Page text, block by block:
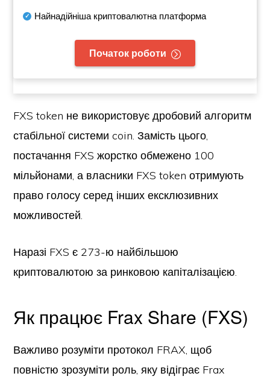
Найнадійніша криптовалютна платформа
Початок роботи
FXS token не використовує дробовий алгоритм
стабільної системи coin. Замість цього,
постачання FXS жорстко обмежено 100
мільйонами, а власники FXS token отримують
право голосу серед інших ексклюзивних
можливостей.
Наразі FXS є 273-ю найбільшою
криптовалютою за ринковою капіталізацією.
Як працює Frax Share (FXS)
Важливо розуміти протокол FRAX, щоб
повністю зрозуміти роль, яку відіграє Frax